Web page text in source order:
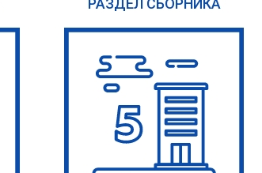
РАЗДЕЛ СБОРНИКА